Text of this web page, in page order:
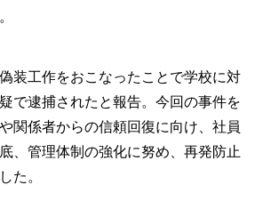
装工作をおこなったことで学校に対
で逮捕されたと報告。今回の事件を
関係者からの信頼回復に向け、社員
、管理体制の強化に努め、再発防止
た。